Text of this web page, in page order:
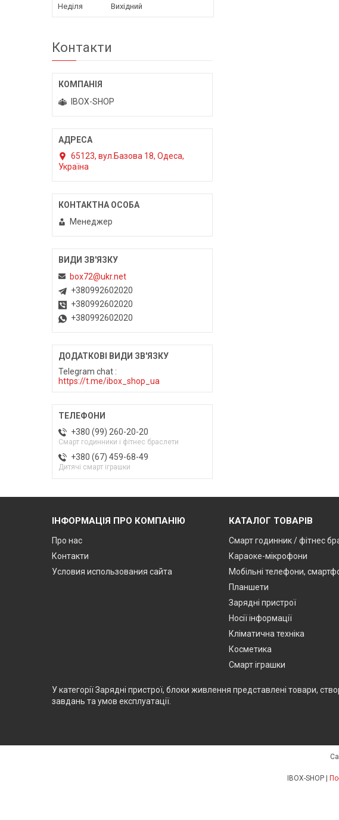
Неділя
Вихідний
Контакти
IBOX-SHOP
65123, вул.Базова 18, Одеса,
Україна
Менеджер
box72@ukr.net
+380992602020
+380992602020
+380992602020
Telegram chat
https://t.me/ibox_shop_ua
+380 (99) 260-20-20
Смарт годинники і фітнес браслети
+380 (67) 459-68-49
Дитячі смарт іграшки
ІНФОРМАЦІЯ ПРО КОМПАНІЮ
Про нас
Контакти
Условия использования сайта
КАТАЛОГ ТОВАРІВ
Смарт годинник / фітнес
Караоке-мікрофони
Мобільні телефони,
Планшети
Зарядні пристрої
Носії інформації
Кліматична техніка
Косметика
Смарт іграшки
У категорії Зарядні пристрої, блоки живлення представлені товари,
завдань та умов експлуатації.